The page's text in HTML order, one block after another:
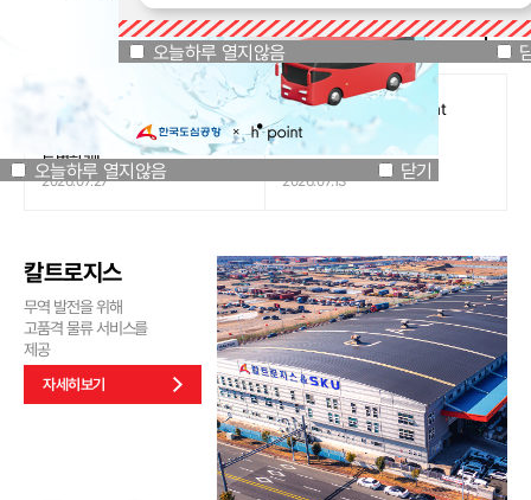
오늘하루 열지않음
오늘하루 열지않음 닫기
오늘하루 열지않음
공지사항
[인천국제공항공사 x 잔망루피]
공항은 GREEN하게, 굿즈는
특별하게!
2026.07.27
도심공항리무진 x H.Point
할인쿠폰 이벤트
2026.07.13
칼트로지스
무역 발전을 위해
고품격 물류 서비스를
제공
자세히보기